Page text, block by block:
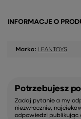
INFORMACJE O
Marka: LEANTOYS
Potrzebujesz
Zadaj pytanie a my
niezwłocznie,
odpowiedzi publikując